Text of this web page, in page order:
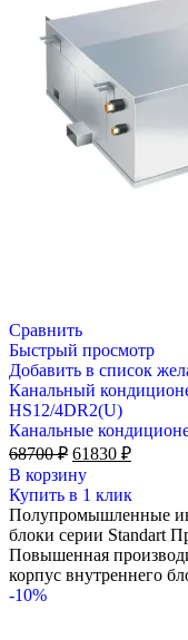
Сравнить
Быстрый просмотр
Добавить в список
Канальный
HS12/4DR2(U)
Канальные
68700₽ Первоначальная
цена
составляла
68700 ₽.
61830 ₽Текущая
61830 ₽.
В корзину
Купить в 1 клик
Полупромышленные
блоки серии Standart
Повышенная
корпус внутреннего
-10%